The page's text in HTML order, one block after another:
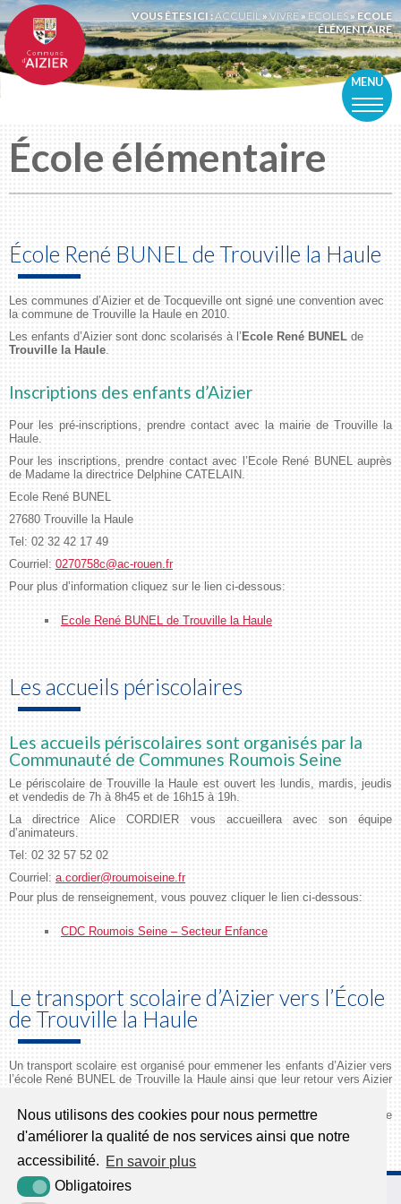
Nous utilisons des cookies pour nous permettre
d'améliorer la qualité de nos services ainsi que notre
accessibilité. En savoir plus
Obligatoires
VOUS ÊTES ICI :ACCUEIL » VIVRE » ECOLES » ECOLE
ÉLÉMENTAIRE
MENU
École élémentaire
École René BUNEL de Trouville la Haule
Les communes d’Aizier et de Tocqueville ont signé une convention avec
la commune de Trouville la Haule en 2010.
Les enfants d’Aizier sont donc scolarisés à l’ Ecole René BUNEL de
Trouville la Haule.
Inscriptions des enfants d’Aizier
Pour les pré-inscriptions, prendre contact avec la mairie de Trouville la
Haule.
Pour les inscriptions, prendre contact avec l’Ecole René BUNEL auprès
de Madame la directrice Delphine CATELAIN.
Ecole René BUNEL
27680 Trouville la Haule
Tel: 02 32 42 17 49
Courriel: 0270758c@ac-rouen.fr
Pour plus d’information cliquez sur le lien ci-dessous:
Ecole René BUNEL de Trouville la Haule
Les accueils périscolaires
Les accueils périscolaires sont organisés par la
Communauté de Communes Roumois Seine
Le périscolaire de Trouville la Haule est ouvert les lundis, mardis, jeudis
et vendedis de 7h à 8h45 et de 16h15 à 19h.
La directrice Alice CORDIER vous accueillera avec son équipe
d’animateurs.
Tel: 02 32 57 52 02
Courriel: a.cordier@roumoiseine.fr
Pour plus de renseignement, vous pouvez cliquer le lien ci-dessous:
CDC Roumois Seine – Secteur Enfance
Le transport scolaire d’Aizier vers l’École
de Trouville la Haule
Un transport scolaire est organisé pour emmener les enfants d’Aizier vers
l’école René BUNEL de Trouville la Haule ainsi que leur retour vers Aizier
L’accompagnatrice Marie GERGAUD prendra en charge les élèves de
maternelle pendant le trajet.